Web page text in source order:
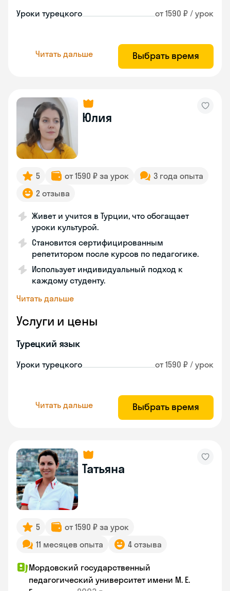
Уроки турецкого от 1590 ₽ / урок
Читать дальше Выбрать время
Юлия
5 от 1590 ₽ за урок
3 года опыта
2 отзыва
Живет и учится в Турции, что обогащает
уроки культурой.
Становится сертифицированным
репетитором после курсов по педагогике.
Использует индивидуальный подход к
каждому студенту.
Читать дальше
Услуги и цены
Турецкий язык
Уроки турецкого от 1590 ₽ / урок
Читать дальше Выбрать время
Татьяна
5
от 1590 ₽ за урок
11 месяцев опыта
4 отзыва
Мордовский государственный
педагогический университет имени М. Е.